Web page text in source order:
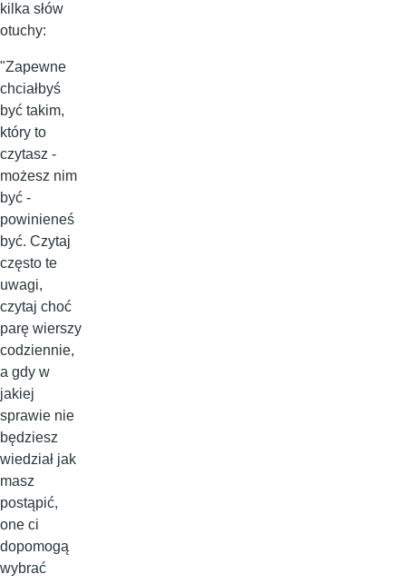
kilka słów
otuchy:
"Zapewne
chciałbyś
być takim,
który to
czytasz -
możesz nim
być -
powinieneś
być. Czytaj
często te
uwagi,
czytaj choć
parę wierszy
codziennie,
a gdy w
jakiej
sprawie nie
będziesz
wiedział jak
masz
postąpić,
one ci
dopomogą
wybrać